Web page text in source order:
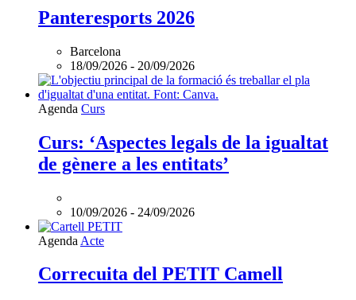
Panteresports 2026
Barcelona
18/09/2026 - 20/09/2026
L'esdeveniment:
‘Aspectes
legals
de
igualtat
gènere
a
les
entitats’
és
Agenda Curs
Curs: ‘Aspectes legals de la igualtat
de gènere a les entitats’
10/09/2026 - 24/09/2026
Agenda Acte
Correcuita del PETIT Camell